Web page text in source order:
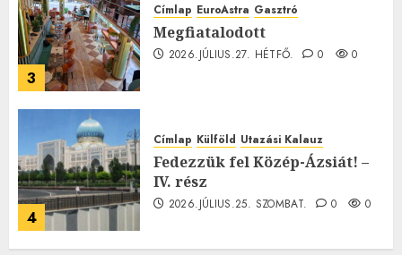
3
Címlap EuroAstra Gasztró
Megfiatalodott
2026.JÚLIUS.27. HÉTFŐ. 0 0
4
Címlap Külföld Utazási Kalauz
Fedezzük fel Közép-Ázsiát! –
IV. rész
2026.JÚLIUS.25. SZOMBAT. 0 0